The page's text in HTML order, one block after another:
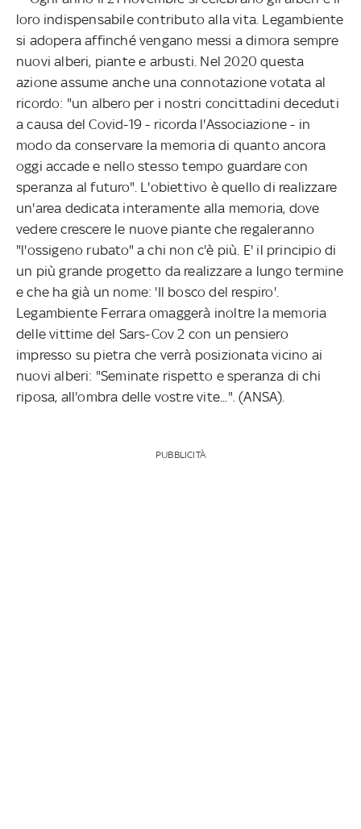
loro indispensabile contributo alla vita. Legambiente
si adopera affinché vengano messi a dimora sempre
nuovi alberi, piante e arbusti. Nel 2020 questa
azione assume anche una connotazione votata al
ricordo: "un albero per i nostri concittadini deceduti
a causa del Covid-19 - ricorda l'Associazione - in
modo da conservare la memoria di quanto ancora
oggi accade e nello stesso tempo guardare con
speranza al futuro". L'obiettivo è quello di realizzare
un'area dedicata interamente alla memoria, dove
vedere crescere le nuove piante che regaleranno
"l'ossigeno rubato" a chi non c'è più. E' il principio di
un più grande progetto da realizzare a lungo termine
e che ha già un nome: 'Il bosco del respiro'.
Legambiente Ferrara omaggerà inoltre la memoria
delle vittime del Sars-Cov 2 con un pensiero
impresso su pietra che verrà posizionata vicino ai
nuovi alberi: "Seminate rispetto e speranza di chi
riposa, all'ombra delle vostre vite...". (ANSA).
PUBBLICITÀ